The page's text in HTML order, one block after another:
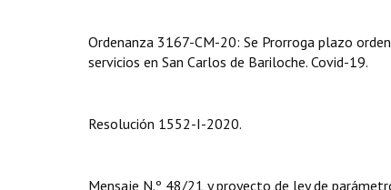
Ordenanza 3167-CM-20: Se Prorroga plazo
servicios en San Carlos de Bariloche. Covid-19.
Resolución 1552-I-2020.
Mensaje N.º 48/21 y proyecto de ley de